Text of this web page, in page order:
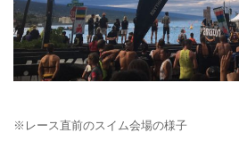
※レース直前のスイム会場の様子